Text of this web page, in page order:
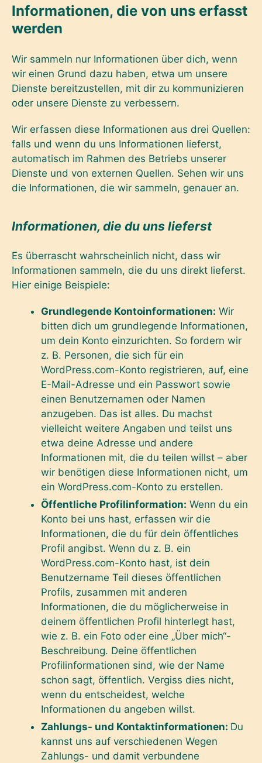
Informationen, die von uns erfasst
werden
Wir sammeln nur Informationen über dich, wenn
wir einen Grund dazu haben, etwa um unsere
Dienste bereitzustellen, mit dir zu kommunizieren
oder unsere Dienste zu verbessern.
Wir erfassen diese Informationen aus drei Quellen:
falls und wenn du uns Informationen lieferst,
automatisch im Rahmen des Betriebs unserer
Dienste und von externen Quellen. Sehen wir uns
die Informationen, die wir sammeln, genauer an.
Informationen, die du uns lieferst
Es überrascht wahrscheinlich nicht, dass wir
Informationen sammeln, die du uns direkt lieferst.
Hier einige Beispiele:
Grundlegende Kontoinformationen: Wir
bitten dich um grundlegende Informationen,
um dein Konto einzurichten. So fordern wir
z. B. Personen, die sich für ein
WordPress.com-Konto registrieren, auf, eine
E-Mail-Adresse und ein Passwort sowie
einen Benutzernamen oder Namen
anzugeben. Das ist alles. Du machst
vielleicht weitere Angaben und teilst uns
etwa deine Adresse und andere
Informationen mit, die du teilen willst – aber
wir benötigen diese Informationen nicht, um
ein WordPress.com-Konto zu erstellen.
Öffentliche Profilinformation: Wenn du ein
Konto bei uns hast, erfassen wir die
Informationen, die du für dein öffentliches
Profil angibst. Wenn du z. B. ein
WordPress.com-Konto hast, ist dein
Benutzername Teil dieses öffentlichen
Profils, zusammen mit anderen
Informationen, die du möglicherweise in
deinem öffentlichen Profil hinterlegt hast,
wie z. B. ein Foto oder eine „Über mich“-
Beschreibung. Deine öffentlichen
Profilinformationen sind, wie der Name
schon sagt, öffentlich. Vergiss dies nicht,
wenn du entscheidest, welche
Informationen du angeben willst.
Zahlungs- und Kontaktinformationen: Du
kannst uns auf verschiedenen Wegen
Zahlungs- und damit verbundene